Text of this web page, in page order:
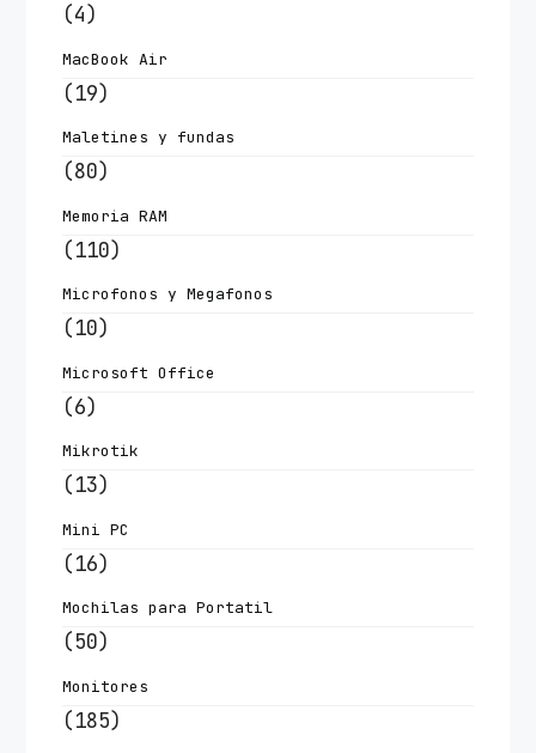
(4)
MacBook Air
(19)
Maletines y fundas
(80)
Memoria RAM
(110)
Microfonos y Megafonos
(10)
Microsoft Office
(6)
Mikrotik
(13)
Mini PC
(16)
Mochilas para Portatil
(50)
Monitores
(185)